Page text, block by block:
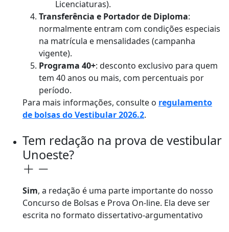
Licenciaturas).
Transferência e Portador de Diploma:
normalmente entram com condições especiais
na matrícula e mensalidades (campanha
vigente).
Programa 40+: desconto exclusivo para quem
tem 40 anos ou mais, com percentuais por
período.
Para mais informações, consulte o regulamento
de bolsas do Vestibular 2026.2.
Tem redação na prova de vestibular
Unoeste?
Sim, a redação é uma parte importante do nosso
Concurso de Bolsas e Prova On-line. Ela deve ser
escrita no formato dissertativo-argumentativo